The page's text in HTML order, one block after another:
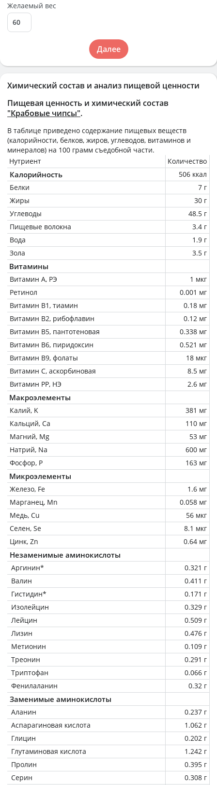
Химический состав и анализ пищевой ценности
Пищевая ценность и химический состав
"Крабовые чипсы".
В таблице приведено содержание пищевых веществ
(калорийности, белков, жиров, углеводов, витаминов и
минералов) на 100 грамм съедобной части.
Нутриент
Количество
Калорийность
506 ккал
Белки
7 г
Жиры
30 г
Углеводы
48.5 г
Пищевые волокна
3.4 г
Вода
1.9 г
Зола
3.5 г
Витамины
Витамин А, РЭ
1 мкг
Ретинол
0.001 мг
Витамин В1, тиамин
0.18 мг
Витамин В2, рибофлавин
0.12 мг
Витамин В5, пантотеновая
0.338 мг
Витамин В6, пиридоксин
0.521 мг
Витамин В9, фолаты
18 мкг
Витамин C, аскорбиновая
8.5 мг
Витамин РР, НЭ
2.6 мг
Макроэлементы
Калий, K
381 мг
Кальций, Ca
110 мг
Магний, Mg
53 мг
Натрий, Na
600 мг
Фосфор, P
163 мг
Микроэлементы
Железо, Fe
1.6 мг
Марганец, Mn
0.058 мг
Медь, Cu
56 мкг
Селен, Se
8.1 мкг
Цинк, Zn
0.64 мг
Незаменимые аминокислоты
Аргинин*
0.321 г
Валин
0.411 г
Гистидин*
0.171 г
Изолейцин
0.329 г
Лейцин
0.509 г
Лизин
0.476 г
Метионин
0.109 г
Треонин
0.291 г
Триптофан
0.066 г
Фенилаланин
0.32 г
Заменимые аминокислоты
Аланин
0.237 г
Аспарагиновая кислота
1.062 г
Глицин
0.202 г
Глутаминовая кислота
1.242 г
Пролин
0.395 г
Серин
0.308 г
Желаемый вес
Далее